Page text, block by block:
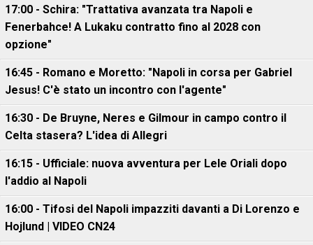
17:00 - Schira: "Trattativa avanzata tra Napoli e
Fenerbahce! A Lukaku contratto fino al 2028 con
opzione"
16:45 - Romano e Moretto: "Napoli in corsa per Gabriel
Jesus! C'è stato un incontro con l'agente"
16:30 - De Bruyne, Neres e Gilmour in campo contro il
Celta stasera? L'idea di Allegri
16:15 - Ufficiale: nuova avventura per Lele Oriali dopo
l'addio al Napoli
16:00 - Tifosi del Napoli impazziti davanti a Di Lorenzo e
Hojlund | VIDEO CN24